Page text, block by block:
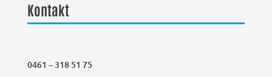
Kontakt
0461 – 318 51 75